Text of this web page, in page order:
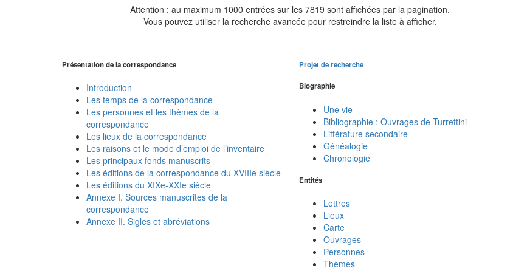
Attention : au maximum 1000 entrées sur les 7819 sont affichées par la pagination.
Vous pouvez utiliser la recherche avancée pour restreindre la liste à afficher.
Présentation de la correspondance
Introduction
Les temps de la correspondance
Les personnes et les thèmes de la
correspondance
Les lieux de la correspondance
Les raisons et le mode d’emploi de l’inventaire
Les principaux fonds manuscrits
Les éditions de la correspondance du XVIIIe siècle
Les éditions du XIXe-XXIe siècle
Annexe I. Sources manuscrites de la
correspondance
Annexe II. Sigles et abréviations
Projet de recherche
Biographie
Une vie
Bibliographie : Ouvrages de Turrettini
Littérature secondaire
Généalogie
Chronologie
Entités
Lettres
Lieux
Carte
Ouvrages
Personnes
Thèmes